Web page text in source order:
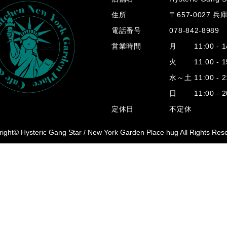
住所
〒657-0027 兵
電話番号
078-842-8989
営業時間
月 11:00 -
火 11:00 -
水～土 11:00 -
日 11:00 -
定休日
不定休
Hysteric Gang Star / New York Garden Place hug All Rights